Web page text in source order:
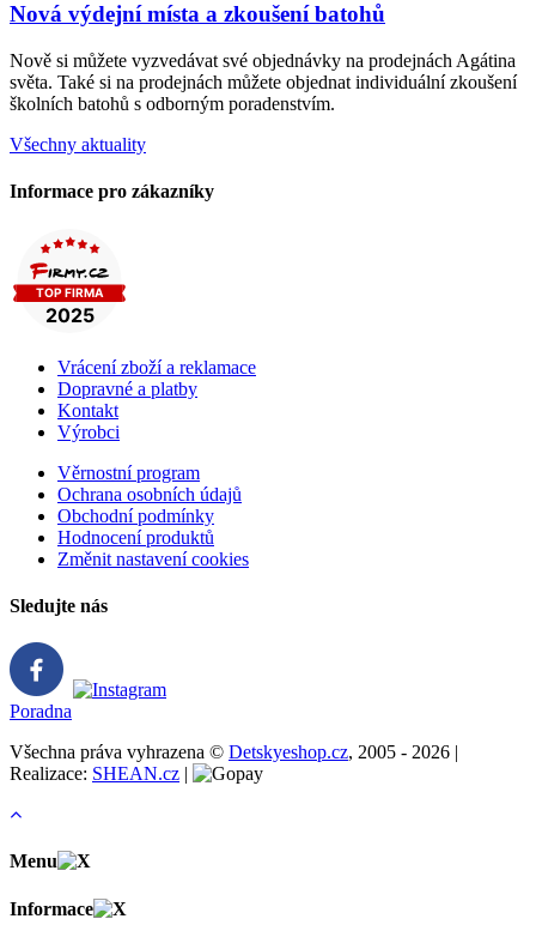
Nová výdejní místa a zkoušení batohů
Nově si můžete vyzvedávat své objednávky na prodejnách Agátina
světa. Také si na prodejnách můžete objednat individuální zkoušení
školních batohů s odborným poradenstvím.
Všechny aktuality
Informace pro zákazníky
Vrácení zboží a reklamace
Dopravné a platby
Kontakt
Výrobci
Věrnostní program
Ochrana osobních údajů
Obchodní podmínky
Hodnocení produktů
Změnit nastavení cookies
Sledujte nás
Poradna
Všechna práva vyhrazena © Detskyeshop.cz, 2005 - 2026 |
Realizace: SHEAN.cz |
Menu
Informace